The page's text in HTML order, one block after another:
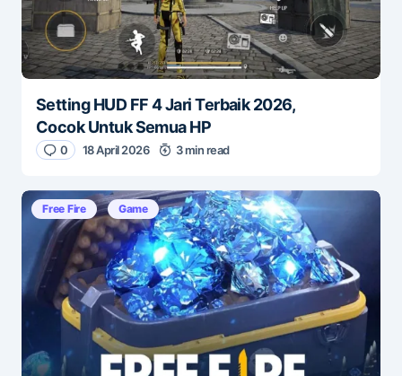
Setting HUD FF 4 Jari Terbaik 2026,
Cocok Untuk Semua HP
0 18 April 2026 3 min read
Free Fire Game